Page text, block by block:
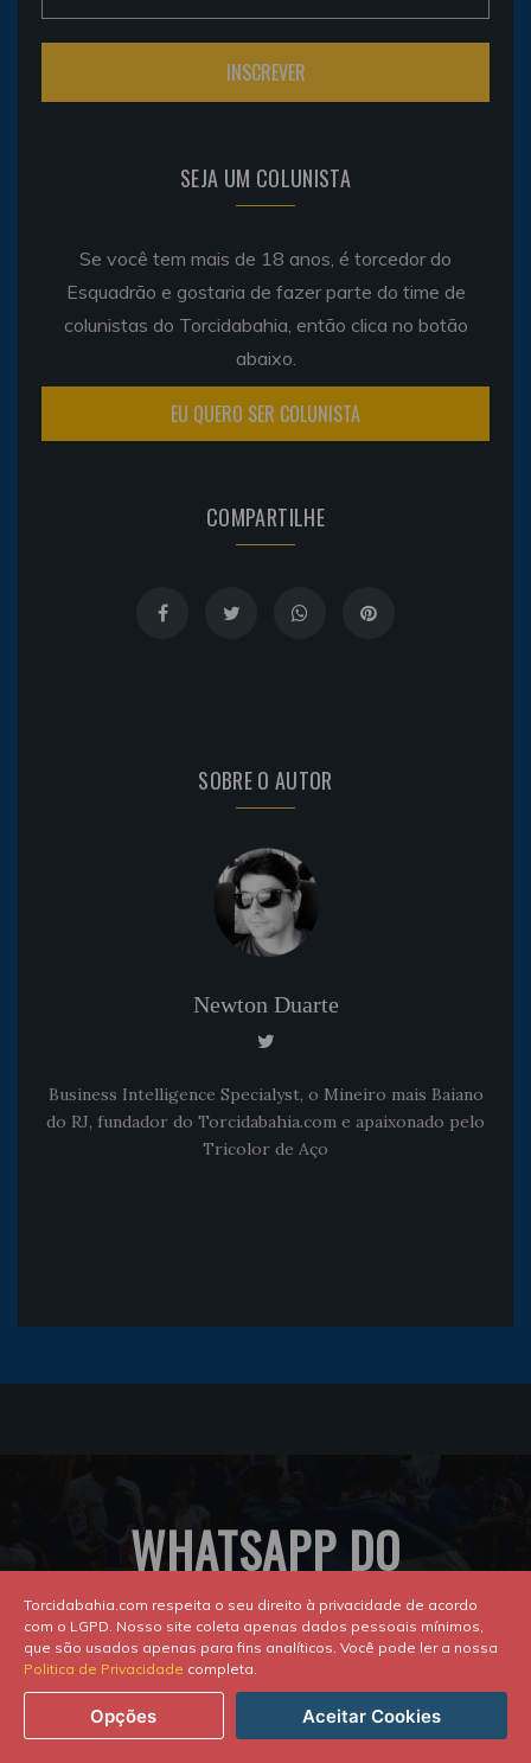
SEJA UM COLUNISTA
Se você tem mais de 18 anos, é torcedor do
Esquadrão e gostaria de fazer parte do time de
colunistas do Torcidabahia, então clica no botão
abaixo.
EU QUERO SER COLUNISTA
COMPARTILHE
SOBRE O AUTOR
Newton Duarte
Business Intelligence Specialyst, o Mineiro mais Baiano
do RJ, fundador do Torcidabahia.com e apaixonado pelo
Tricolor de Aço
WHATSAPP DO
ESQUADRÃO
Preencha os dados e faça parte do
melhor Grupo de Whatsap do Tricolor
Torcidabahia.com respeita o seu direito à privacidade de acordo
com o LGPD. Nosso site coleta apenas dados pessoais mínimos,
que são usados apenas para fins analíticos. Você pode ler a nossa
Politica de Privacidade completa.
Opções Aceitar Cookies